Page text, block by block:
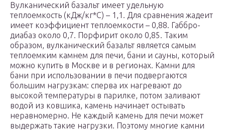
Вулканический базальт имеет удельную
теплоемкость (кДж/кг*С) – 1,1. Для сравнения жадеит
имеет коэффициент теплоемкости – 0,88. Габбро-
диабаз около 0,7. Порфирит около 0,85. Таким
образом, вулканический базальт является самым
теплоемким камнем для печи, бани и сауны, который
можно купить в Москве и в регионах. Камни для
бани при использовании в печи подвергаются
большим нагрузкам: сперва их нагревают до
высокой температуры в парилке, потом заливают
водой из ковшика, камень начинает остывать
неравномерно. Не каждый камень для печи может
выдержать такие нагрузки. Поэтому многие камни